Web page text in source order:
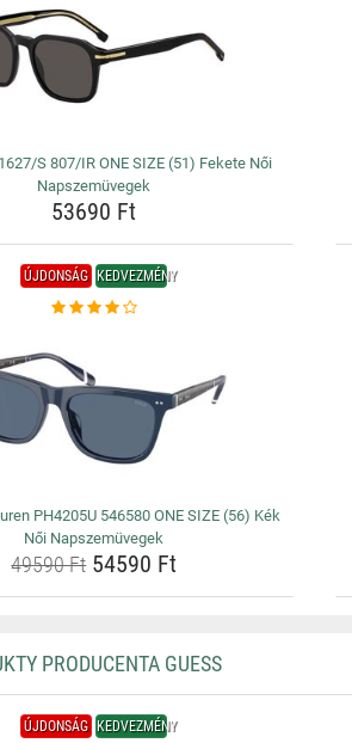
S 807/IR ONE SIZE (51) Fekete Női
Napszemüvegek
53690 Ft
ÚJDONSÁG KEDVEZMÉNY
PH4205U 546580 ONE SIZE (56) Kék
Női Napszemüvegek
49590 Ft54590 Ft
PRODUCENTA GUESS
ÚJDONSÁG KEDVEZMÉNY